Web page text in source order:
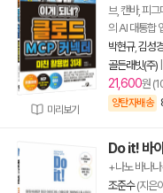
미리보기
브, 캔바, 피
의 AI 대통합
박현규, 김성
골든래빗(주)
21,600원
양탄자배송
Do it! 바
+나노 바나
조준수(지은